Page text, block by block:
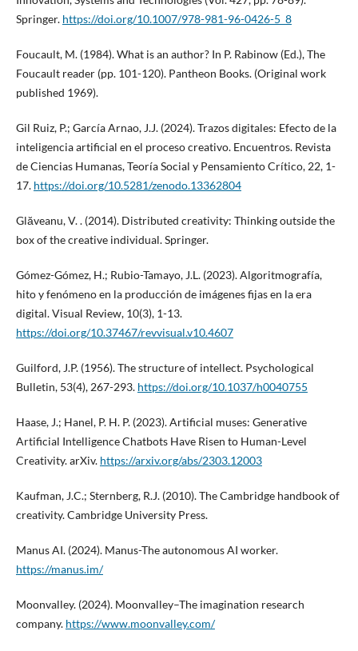
Springer. https://doi.org/10.1007/978-981-96-0426-5_8
Foucault, M. (1984). What is an author? In P. Rabinow (Ed.), The
Foucault reader (pp. 101-120). Pantheon Books. (Original work
published 1969).
Gil Ruiz, P.; García Arnao, J.J. (2024). Trazos digitales: Efecto de la
inteligencia artificial en el proceso creativo. Encuentros. Revista
de Ciencias Humanas, Teoría Social y Pensamiento Crítico, 22, 1-
17. https://doi.org/10.5281/zenodo.13362804
Glăveanu, V. . (2014). Distributed creativity: Thinking outside the
box of the creative individual. Springer.
Gómez-Gómez, H.; Rubio-Tamayo, J.L. (2023). Algoritmografía,
hito y fenómeno en la producción de imágenes fijas en la era
digital. Visual Review, 10(3), 1-13.
https://doi.org/10.37467/revvisual.v10.4607
Guilford, J.P. (1956). The structure of intellect. Psychological
Bulletin, 53(4), 267-293. https://doi.org/10.1037/h0040755
Haase, J.; Hanel, P. H. P. (2023). Artificial muses: Generative
Artificial Intelligence Chatbots Have Risen to Human-Level
Creativity. arXiv. https://arxiv.org/abs/2303.12003
Kaufman, J.C.; Sternberg, R.J. (2010). The Cambridge handbook of
creativity. Cambridge University Press.
Manus AI. (2024). Manus-The autonomous AI worker.
https://manus.im/
Moonvalley. (2024). Moonvalley–The imagination research
company. https://www.moonvalley.com/